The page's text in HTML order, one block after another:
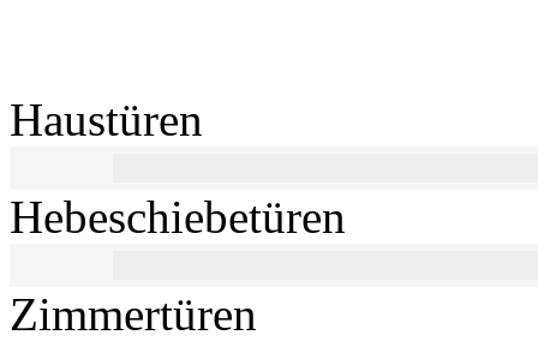
Haustüren
Hebeschiebetüren
Zimmertüren